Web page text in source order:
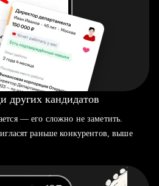
других кандидатов
— его сложно не заметить.
раньше конкурентов, выше